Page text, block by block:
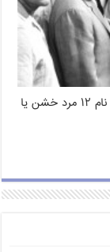
۱۲ مرد خشمگین، همینطور اشتباهاً شناخته شده با نام ۱۲ مرد خشن یا